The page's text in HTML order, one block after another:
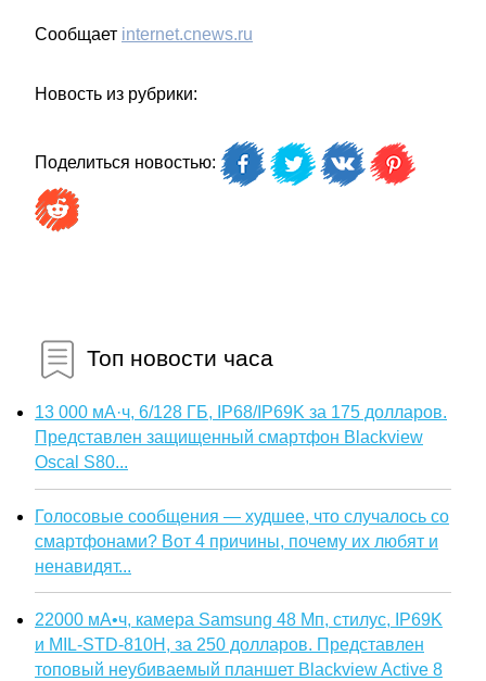
Сообщает internet.cnews.ru
Новость из рубрики:
Поделиться новостью:
Топ новости часа
13 000 мА·ч, 6/128 ГБ, IP68/IP69K за 175 долларов.
Представлен защищенный смартфон Blackview
Oscal S80...
Голосовые сообщения — худшее, что случалось со
смартфонами? Вот 4 причины, почему их любят и
ненавидят...
22000 мА•ч, камера Samsung 48 Мп, стилус, IP69K
и MIL-STD-810H, за 250 долларов. Представлен
топовый неубиваемый планшет Blackview Active 8